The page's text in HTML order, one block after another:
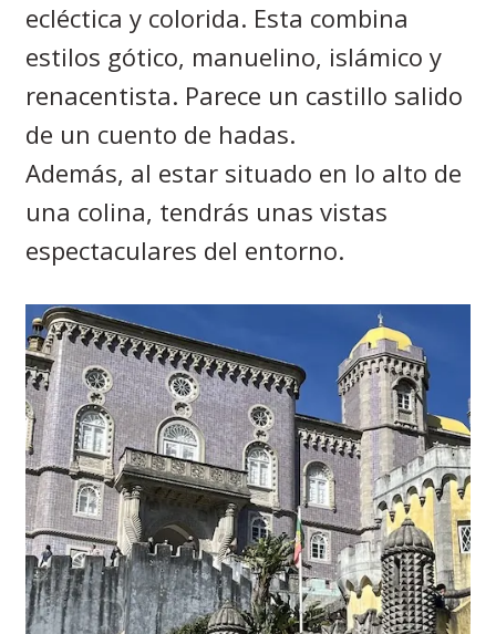
ecléctica y colorida. Esta combina
estilos gótico, manuelino, islámico y
renacentista. Parece un castillo salido
de un cuento de hadas.
Además, al estar situado en lo alto de
una colina, tendrás unas vistas
espectaculares del entorno.